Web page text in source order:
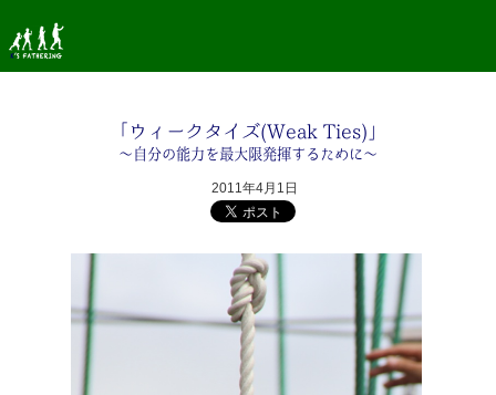
「ウィークタイズ(Weak Ties)」
〜自分の能力を最大限発揮するために〜
2011年4月1日